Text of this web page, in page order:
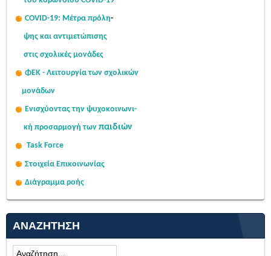
COVID-19: Μέτρα πρόλη-
ψης και αντιμετώπισης
στις σχολικές μονάδες
ΦΕΚ - Λειτουργία των σχολικών
μονάδων
Ενισχύοντας την ψυχοκοινωνι-
κή προσαρμογή των παιδιών
Task Force
Στοιχεία Επικοινωνίας
Διάγραμμα ροής
ΑΝΑΖΉΤΗΣΗ